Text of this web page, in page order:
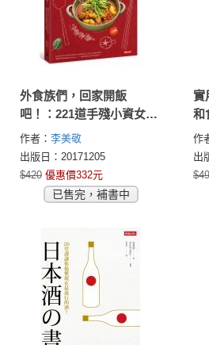
外食族們，回家開飯
吧！：221道手殘小資女也
學得會的家常料理，讓厭
世的上班族回歸餐桌，吃
回健康
作者： 李美敬
出版日：20171205
$420 優惠價332元
已售完，補書中
實
和
文
皿
道
作
出